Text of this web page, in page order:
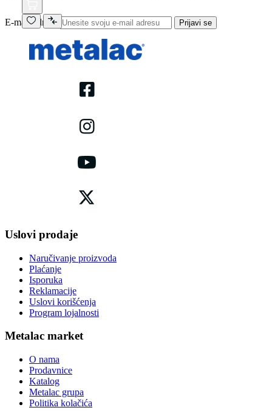
E-mail adresa Prijavi se
Uslovi prodaje
Naručivanje proizvoda
Plaćanje
Isporuka
Reklamacije
Uslovi korišćenja
Program lojalnosti
Metalac market
O nama
Prodavnice
Katalog
Metalac grupa
Politika kolačića